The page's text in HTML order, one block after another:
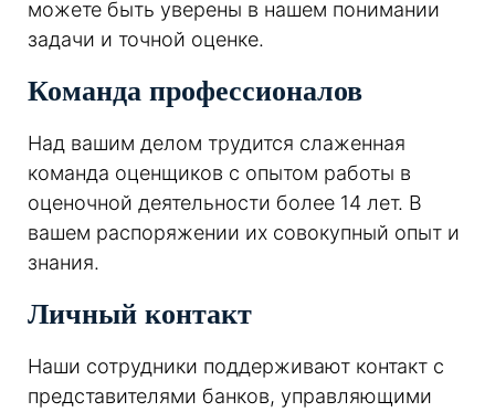
можете быть уверены в нашем понимании
задачи и точной оценке.
Команда профессионалов
Над вашим делом трудится слаженная
команда оценщиков с опытом работы в
оценочной деятельности более 14 лет. В
вашем распоряжении их совокупный опыт и
знания.
Личный контакт
Наши сотрудники поддерживают контакт с
представителями банков, управляющими